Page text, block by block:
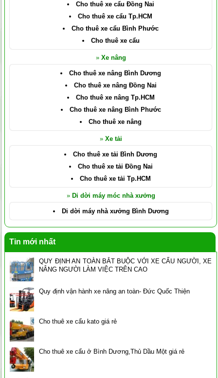
Cho thuê xe cẩu Đồng Nai
Cho thuê xe cẩu Tp.HCM
Cho thuê xe cẩu Bình Phước
Cho thuê xe cẩu
» Xe nâng
Cho thuê xe nâng Bình Dương
Cho thuê xe nâng Đồng Nai
Cho thuê xe nâng Tp.HCM
Cho thuê xe nâng Bình Phước
Cho thuê xe nâng
» Xe tải
Cho thuê xe tải Bình Dương
Cho thuê xe tải Đồng Nai
Cho thuê xe tải Tp.HCM
» Di dời máy móc nhà xưởng
Di dời máy nhà xưởng Bình Dương
Tin mới nhất
QUY ĐỊNH AN TOÀN BẮT BUỘC VỚI XE CẨU NGƯỜI, XE
NÂNG NGƯỜI LÀM VIỆC TRÊN CAO
Quy định vận hành xe nâng an toàn- Đức Quốc Thiện
Cho thuê xe cẩu kato giá rẻ
Cho thuê xe cẩu ở Bình Dương,Thủ Dầu Một giá rẻ